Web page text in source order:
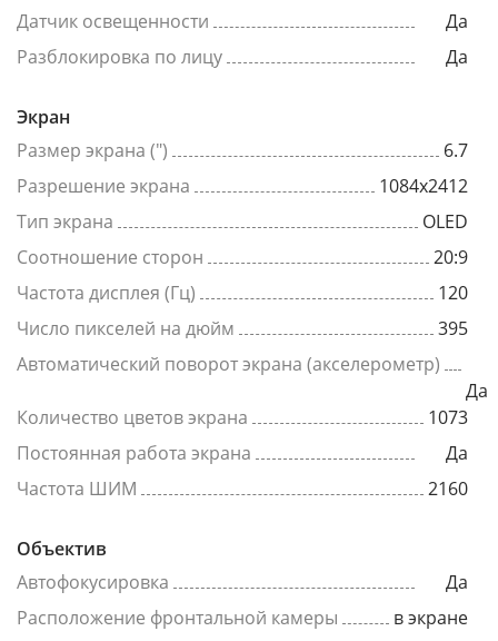
Датчик освещенности
Да
Разблокировка по лицу
Да
Экран
Размер экрана (")
6.7
Разрешение экрана
1084x2412
Тип экрана
OLED
Соотношение сторон
20:9
Частота дисплея (Гц)
120
Число пикселей на дюйм
395
Автоматический поворот экрана (акселерометр)
Да
Количество цветов экрана
1073
Постоянная работа экрана
Да
Частота ШИМ
2160
Объектив
Автофокусировка
Да
Расположение фронтальной камеры
в экране